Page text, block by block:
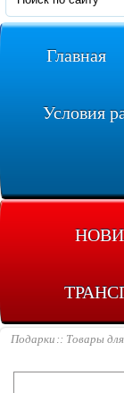
Главная
Условия
Подарки Товары